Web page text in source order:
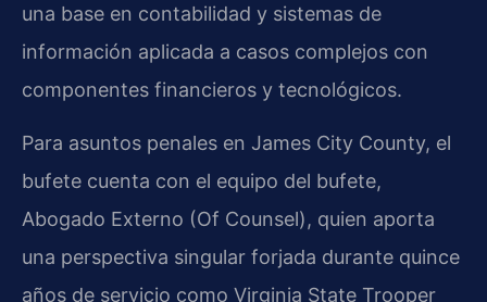
una base en contabilidad y sistemas de
información aplicada a casos complejos con
componentes financieros y tecnológicos.
Para asuntos penales en James City County, el
bufete cuenta con el equipo del bufete,
Abogado Externo (Of Counsel), quien aporta
una perspectiva singular forjada durante quince
años de servicio como Virginia State Trooper